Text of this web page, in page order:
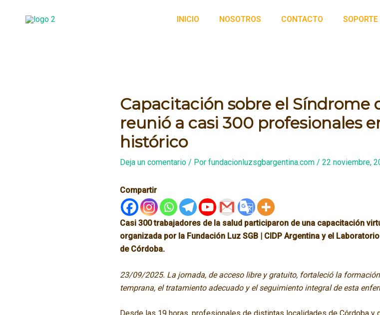
INICIO NOSOTROS CONTACTO
Capacitación sobre el Síndrome
reunió a casi 300 profesionales
histórico
Deja un comentario / Por fundacionluzsgbargentina.com / 22 noviembre,
Compartir
Casi 300 trabajadores de la salud participaron de una capacitación
organizada por la Fundación Luz SGB | CIDP Argentina y el
de Córdoba.
23/09/2025. La jornada, de acceso libre y gratuito, fortaleció la
temprana, el tratamiento adecuado y el seguimiento integral de esta